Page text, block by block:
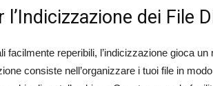
dei File
facilmente reperibili, l’indicizzazione gioca un
consiste nell’organizzare i tuoi file in